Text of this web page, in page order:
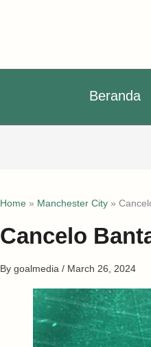
Beranda
Home » Manchester City »
Cancelo
By goalmedia / March 26, 2024